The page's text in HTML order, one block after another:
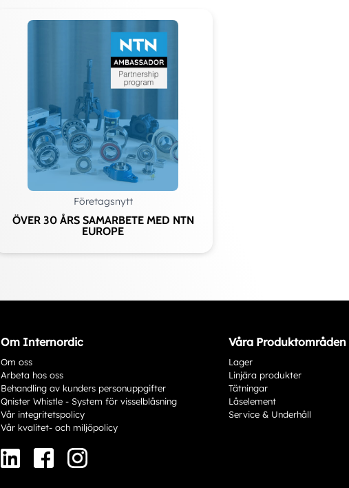
Företagsnytt
ÖVER 30 ÅRS SAMARBETE MED NTN
EUROPE
Om Internordic
Om oss
Arbeta hos oss
Behandling av kunders personuppgifter
Qnister Whistle - System för visselblåsning
Vår integritetspolicy
Vår kvalitet- och miljöpolicy
Våra Produktområden
Lager
Linjära produkter
Tätningar
Låselement
Service & Underhåll